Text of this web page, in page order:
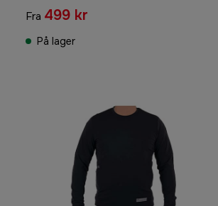
Fra 499 kr
På lager